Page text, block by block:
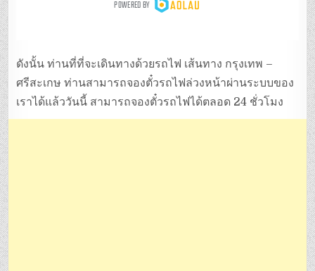
ดังนั้น ท่านที่ที่จะเดินทางด้วยรถไฟ เส้นทาง กรุงเทพ –
ศรีสะเกษ ท่านสามารถจองตั๋วรถไฟล่วงหน้าผ่านระบบของ
เราได้แล้ววันนี้ สามารถจองตั๋วรถไฟได้ตลอด 24 ชั่วโมง